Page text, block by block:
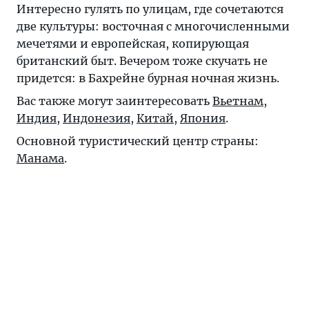
Интересно гулять по улицам, где сочетаются
две культуры: восточная с многочисленными
мечетями и европейская, копирующая
британский быт. Вечером тоже скучать не
придется: в Бахрейне бурная ночная жизнь.
Вас также могут заинтересовать Вьетнам,
Индия, Индонезия, Китай, Япония.
Основной туристический центр страны:
Манама.